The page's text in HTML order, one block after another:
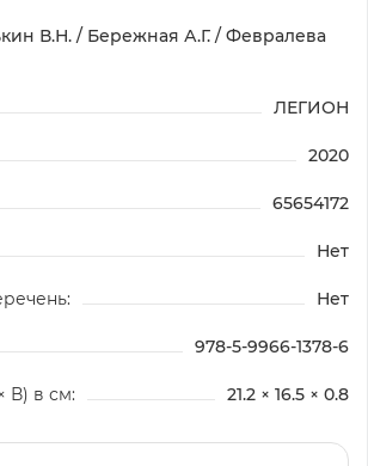
В.Н. / Бережная А.Г. / Февралева
ЛЕГИОН
2020
65654172
Нет
Нет
978-5-9966-1378-6
В) в см: 21.2 × 16.5 × 0.8